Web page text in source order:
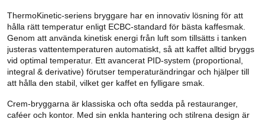
ThermoKinetic-seriens bryggare har en innovativ lösning för att
hålla rätt temperatur enligt ECBC-standard för bästa kaffesmak.
Genom att använda kinetisk energi från luft som tillsätts i tanken
justeras vattentemperaturen automatiskt, så att kaffet alltid bryggs
vid optimal temperatur. Ett avancerat PID-system (proportional,
integral & derivative) förutser temperaturändringar och hjälper till
att hålla den stabil, vilket ger kaffet en fylligare smak.
Crem-bryggarna är klassiska och ofta sedda på restauranger,
caféer och kontor. Med sin enkla hantering och stilrena design är